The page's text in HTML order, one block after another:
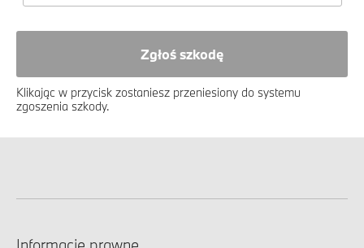
Zgłoś szkodę
Klikając w przycisk zostaniesz przeniesiony do systemu
zgoszenia szkody.